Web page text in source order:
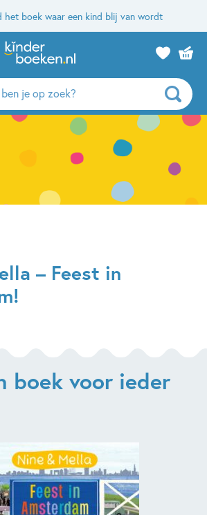
het boek waar een kind blij van wordt
– Feest in
boek voor ieder